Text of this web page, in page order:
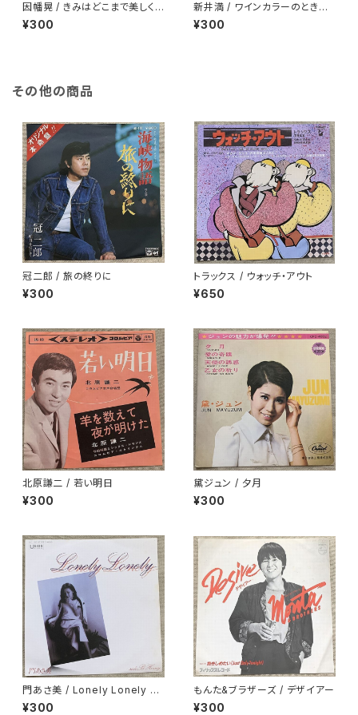
因幡晃 / きみはどこまで美しく
なるのか
¥300
新井満 / ワインカラーのときめ
き
¥300
その他の商品
冠二郎 / 旅の終りに
¥300
トラックス / ウォッチ・アウト
¥650
北原謙二 / 若い明日
¥300
黛ジュン / 夕月
¥300
門あさ美 / Lonely Lonely H
oney
¥300
もんた&ブラザーズ / デザイアー
¥300